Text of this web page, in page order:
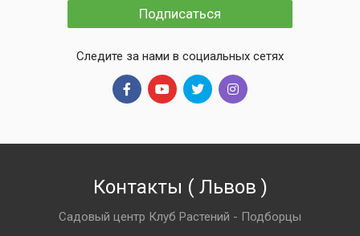
Подписаться
Следите за нами в социальных сетях
Контакты ( Львов )
Садовый центр Клуб Растений - Подборцы